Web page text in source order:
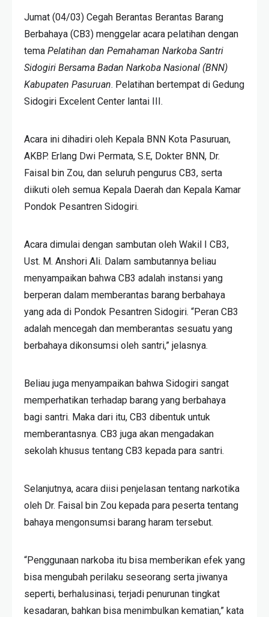
Jumat (04/03) Cegah Berantas Berantas Barang
Berbahaya (CB3) menggelar acara pelatihan dengan
tema Pelatihan dan Pemahaman Narkoba Santri
Sidogiri Bersama Badan Narkoba Nasional (BNN)
Kabupaten Pasuruan. Pelatihan bertempat di Gedung
Sidogiri Excelent Center lantai III.
Acara ini dihadiri oleh Kepala BNN Kota Pasuruan,
AKBP. Erlang Dwi Permata, S.E, Dokter BNN, Dr.
Faisal bin Zou, dan seluruh pengurus CB3, serta
diikuti oleh semua Kepala Daerah dan Kepala Kamar
Pondok Pesantren Sidogiri.
Acara dimulai dengan sambutan oleh Wakil I CB3,
Ust. M. Anshori Ali. Dalam sambutannya beliau
menyampaikan bahwa CB3 adalah instansi yang
berperan dalam memberantas barang berbahaya
yang ada di Pondok Pesantren Sidogiri. “Peran CB3
adalah mencegah dan memberantas sesuatu yang
berbahaya dikonsumsi oleh santri,” jelasnya.
Beliau juga menyampaikan bahwa Sidogiri sangat
memperhatikan terhadap barang yang berbahaya
bagi santri. Maka dari itu, CB3 dibentuk untuk
memberantasnya. CB3 juga akan mengadakan
sekolah khusus tentang CB3 kepada para santri.
Selanjutnya, acara diisi penjelasan tentang narkotika
oleh Dr. Faisal bin Zou kepada para peserta tentang
bahaya mengonsumsi barang haram tersebut.
“Penggunaan narkoba itu bisa memberikan efek yang
bisa mengubah perilaku seseorang serta jiwanya
seperti, berhalusinasi, terjadi penurunan tingkat
kesadaran, bahkan bisa menimbulkan kematian,” kata